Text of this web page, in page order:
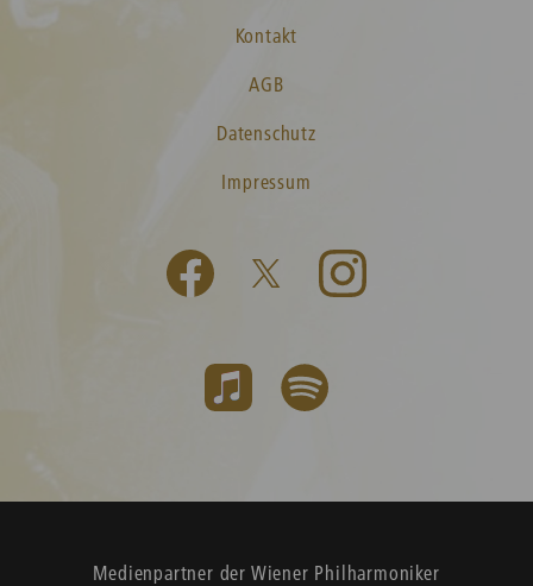
Kontakt
AGB
Datenschutz
Impressum
Medienpartner der Wiener Philharmoniker